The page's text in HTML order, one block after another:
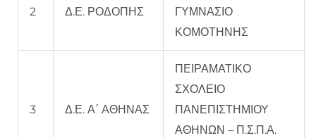
2 Δ.Ε. ΡΟΔΟΠΗΣ
ΓΥΜΝΑΣΙΟ
ΚΟΜΟΤΗΝΗΣ
3 Δ.Ε. Α΄ ΑΘΗΝΑΣ
ΠΕΙΡΑΜΑΤΙΚΟ
ΣΧΟΛΕΙΟ
ΠΑΝΕΠΙΣΤΗΜΙΟΥ
ΑΘΗΝΩΝ – Π.Σ.Π.Α.